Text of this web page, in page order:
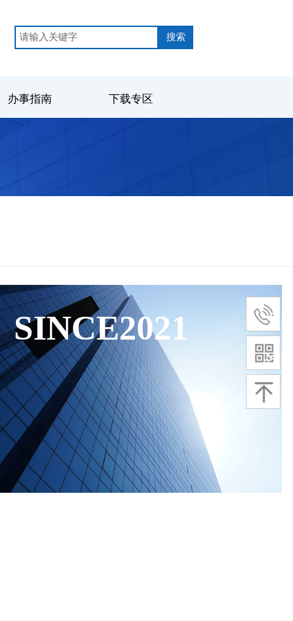
搜索
办事指南 下载专区
SINCE2021